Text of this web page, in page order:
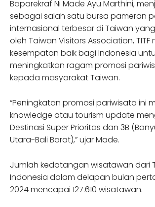
Baparekraf Ni Made Ayu Marthini,
sebagai salah satu bursa pameran
internasional terbesar di Taiwan
oleh Taiwan Visitors Association, TITF
kesempatan baik bagi Indonesia
meningkatkan ragam promosi
kepada masyarakat Taiwan.
“Peningkatan promosi pariwisata ini
knowledge atau tourism update
Destinasi Super Prioritas dan 3B
Utara-Bali Barat),” ujar Made.
Jumlah kedatangan wisatawan dari
Indonesia dalam delapan bulan
2024 mencapai 127.610 wisatawan.